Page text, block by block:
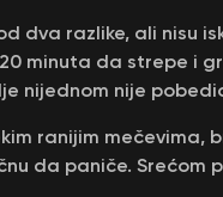
dva razlike, ali nisu
minuta da strepe i
nijednom nije
ranijim mečevima,
da paniče. Srećom